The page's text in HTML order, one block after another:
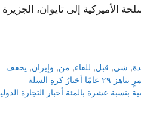
إلى تايوان،
, شي, قبل, للقاء, من, وإيران, يخفف
السلة
عشرة بالمئة أخبار التجارة